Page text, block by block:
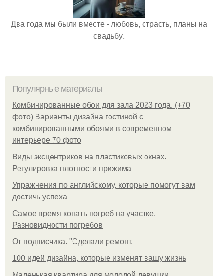
Два года мы были вместе - любовь, страсть, планы на
свадьбу.
Популярные материалы
Комбинированные обои для зала 2023 года. (+70
фото) Варианты дизайна гостиной с
комбинированными обоями в современном
интерьере 70 фото
Виды эксцентриков на пластиковых окнах.
Регулировка плотности прижима
Упражнения по английскому, которые помогут вам
достичь успеха
Самое время копать погреб на участке.
Разновидности погребов
От подписчика. "Сделали ремонт.
100 идей дизайна, которые изменят вашу жизнь